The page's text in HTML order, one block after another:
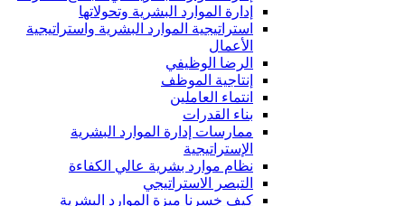
إدارة الموارد البشرية وتحولاتها
استراتيجية الموارد البشرية واستراتيجية
الأعمال
الرضا الوظيفي
إنتاجية الموظف
انتماء العاملين
بناء القدرات
ممارسات إدارة الموارد البشرية
الإستراتيجية
نظام موارد بشرية عالي الكفاءة
التبصر الاستراتيجي
كيف خسرنا ميزة الموارد البشرية